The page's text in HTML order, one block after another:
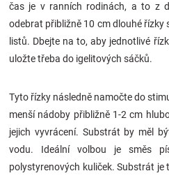
čas je v ranních rodinách, a to z
odebrat přibližně 10 cm dlouhé řízky
listů. Dbejte na to, aby jednotlivé
uložte třeba do igelitových sáčků.
Tyto řízky následně namočte do
menší nádoby přibližně 1-2 cm
jejich vyvrácení. Substrát by měl
vodu. Ideální volbou je směs
polystyrenových kuliček. Substrát